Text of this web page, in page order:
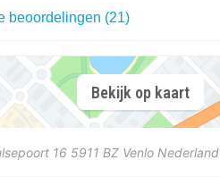
beoordelingen (21)
Bekijk op kaart
16 5911 BZ Venlo Nederland